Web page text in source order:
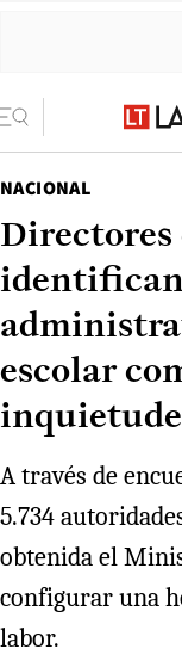
NACIONAL
Directores
escolar
A través de
5.734
obtenida el
configurar una
labor.